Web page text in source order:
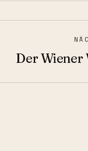
Der Wiener